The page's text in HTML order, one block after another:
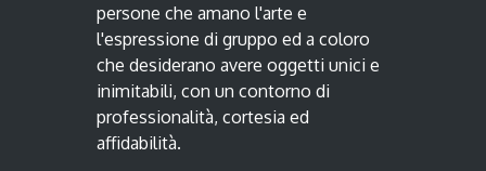
persone che amano l'arte e
l'espressione di gruppo ed a coloro
che desiderano avere oggetti unici e
inimitabili, con un contorno di
professionalità, cortesia ed
affidabilità.